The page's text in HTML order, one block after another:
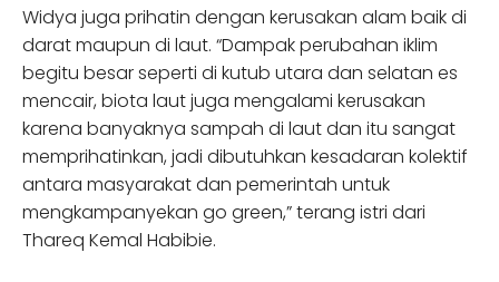
Widya juga prihatin dengan kerusakan alam baik di
darat maupun di laut. “Dampak perubahan iklim
begitu besar seperti di kutub utara dan selatan es
mencair, biota laut juga mengalami kerusakan
karena banyaknya sampah di laut dan itu sangat
memprihatinkan, jadi dibutuhkan kesadaran kolektif
antara masyarakat dan pemerintah untuk
mengkampanyekan go green,” terang istri dari
Thareq Kemal Habibie.